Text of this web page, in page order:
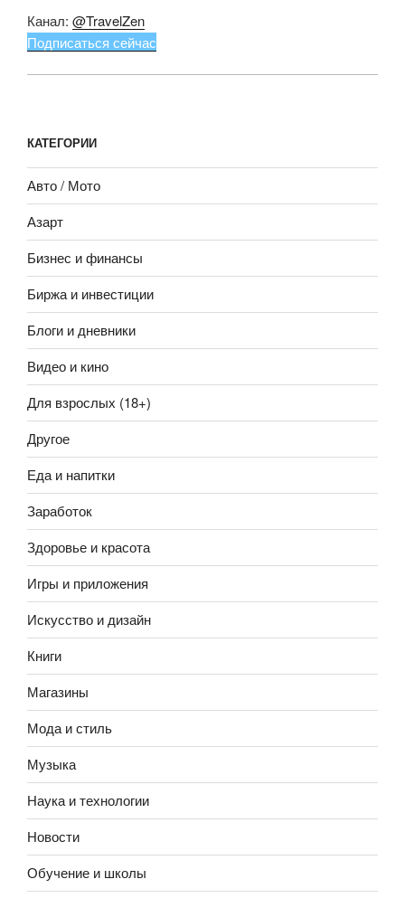
Канал: @TravelZen
Подписаться сейчас
КАТЕГОРИИ
Авто / Мото
Азарт
Бизнес и финансы
Биржа и инвестиции
Блоги и дневники
Видео и кино
Для взрослых (18+)
Другое
Еда и напитки
Заработок
Здоровье и красота
Игры и приложения
Искусство и дизайн
Книги
Магазины
Мода и стиль
Музыка
Наука и технологии
Новости
Обучение и школы